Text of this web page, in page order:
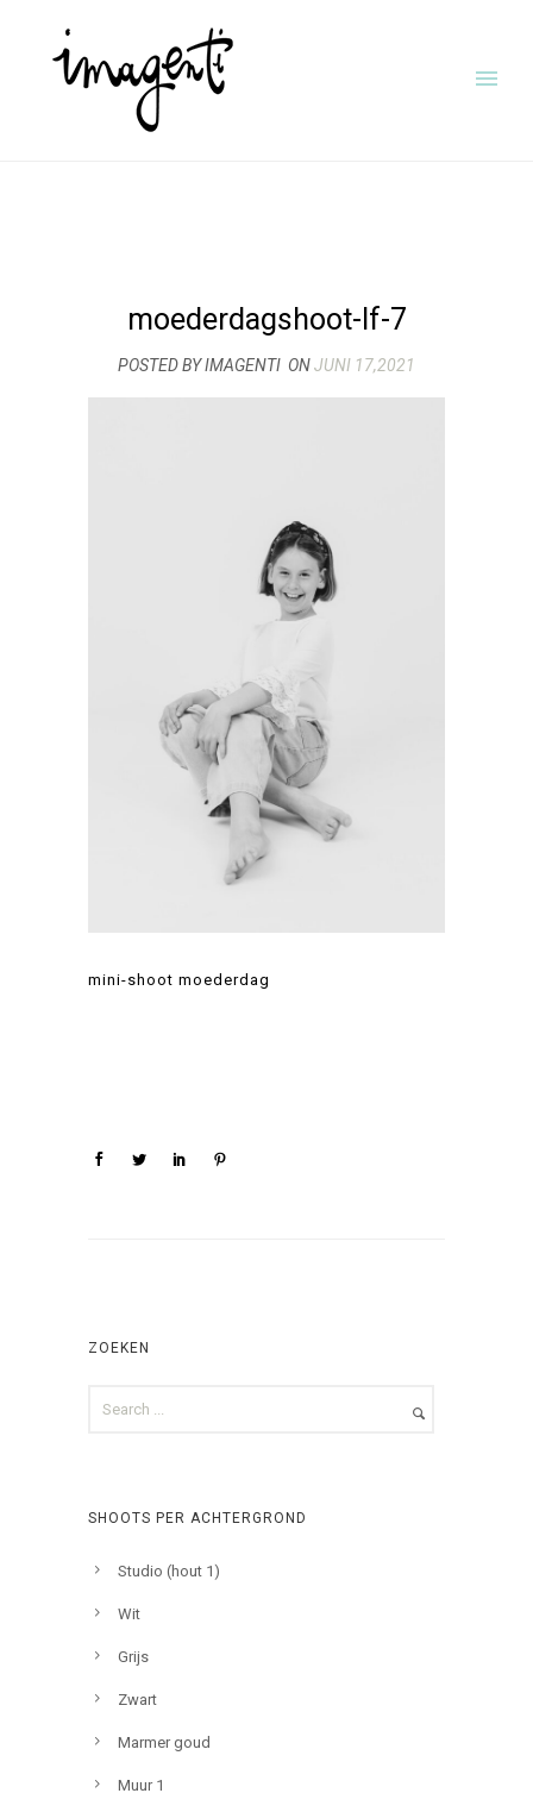
moederdagshoot-lf-7
POSTED BY IMAGENTI ONJUNI 17,2021
mini-shoot moederdag
ZOEKEN
SHOOTS PER ACHTERGROND
Studio (hout 1)
Wit
Grijs
Zwart
Marmer goud
Muur 1